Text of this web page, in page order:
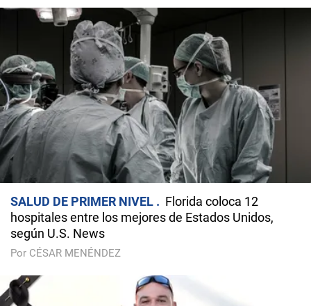
SALUD DE PRIMER NIVEL
Florida coloca 12
hospitales entre los mejores de Estados Unidos,
según U.S. News
Por CÉSAR MENÉNDEZ